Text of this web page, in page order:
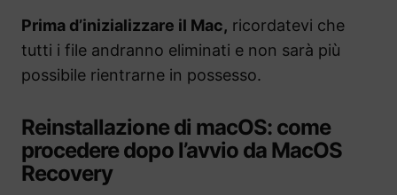
Prima d’inizializzare il Mac, ricordatevi che
tutti i file andranno eliminati e non sarà più
possibile rientrarne in possesso.
Reinstallazione di macOS: come
procedere dopo l’avvio da MacOS
Recovery